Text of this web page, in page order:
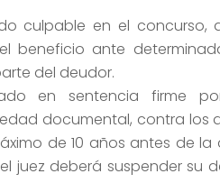
culpable en el concurso,
ante
del deudor.
en sentencia firme
documental, contra los
de 10 años antes de la
juez deberá suspender su